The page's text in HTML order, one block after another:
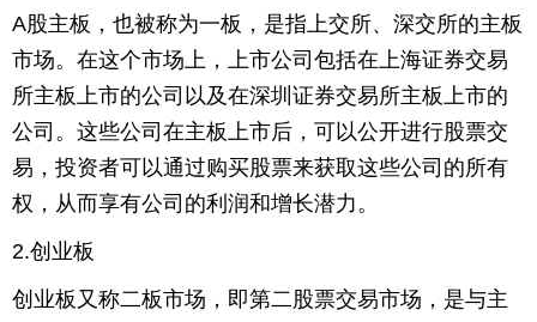
育
育
旅
游
游
快
讯
财
经
文
A股主板，也被称为一板，是指上交所、深交所的主板
市场。在这个市场上，上市公司包括在上海证券交易
所主板上市的公司以及在深圳证券交易所主板上市的
公司。这些公司在主板上市后，可以公开进行股票交
易，投资者可以通过购买股票来获取这些公司的所有
权，从而享有公司的利润和增长潜力。
2.创业板
创业板又称二板市场，即第二股票交易市场，是与主